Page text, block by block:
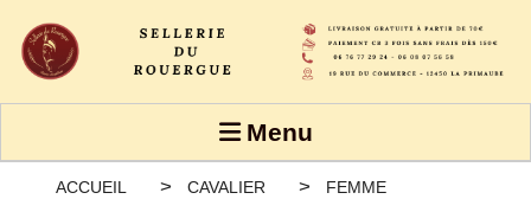
Menu
ACCUEIL CAVALIER FEMME